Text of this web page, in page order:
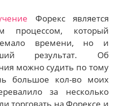
Форекс является
процессом, который
времени, но и
результат. Об
можно судить по тому
большое кол-во моих
за несколько
торговать на Форексе и